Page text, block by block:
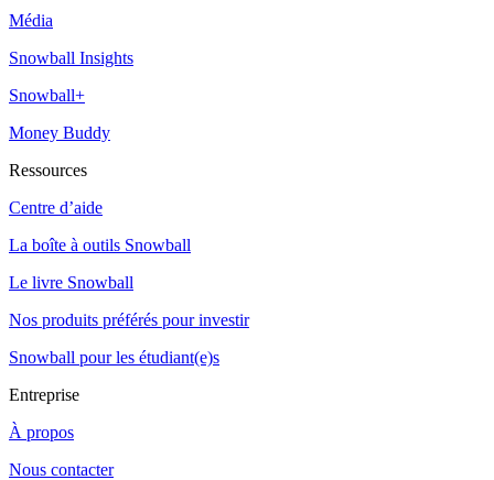
Média
Snowball Insights
Snowball+
Money Buddy
Ressources
Centre d’aide
La boîte à outils Snowball
Le livre Snowball
Nos produits préférés pour investir
Snowball pour les étudiant(e)s
Entreprise
À propos
Nous contacter